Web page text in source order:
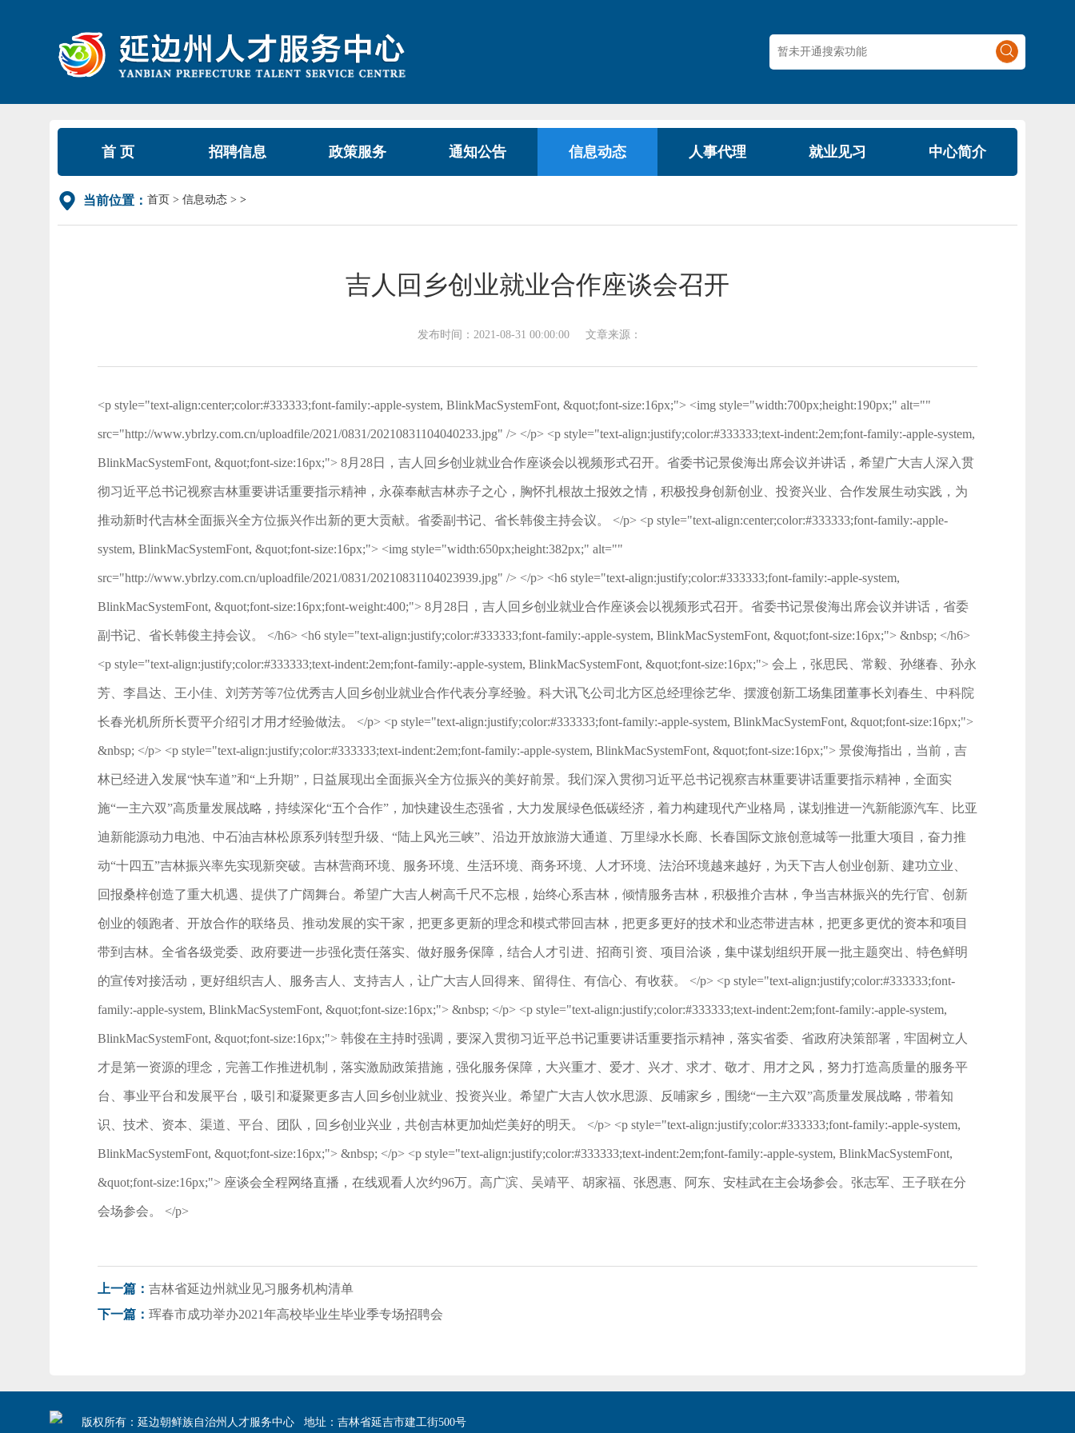
首 页 招聘信息 政策服务 通知公告 信息动态 人事代理 就业见习 中心简介
当前位置： 首页 信息动态 >
吉人回乡创业就业合作座谈会召开
发布时间：2021-08-31 00:00:00 文章来源：
<p style="text-align:center;color:#333333;font-family:-apple-system, BlinkMacSystemFont, &quot;font-size:16px;"> <img style="width:700px;height:190px;" alt=""
src="http://www.ybrlzy.com.cn/uploadfile/2021/0831/20210831104040233.jpg" /> </p> <p style="text-align:justify;color:#333333;text-indent:2em;font-family:-apple-system,
BlinkMacSystemFont, &quot;font-size:16px;"> 8月28日，吉人回乡创业就业合作座谈会以视频形式召开。省委书记景俊海出席会议并讲话，希望广大吉人深入贯
彻习近平总书记视察吉林重要讲话重要指示精神，永葆奉献吉林赤子之心，胸怀扎根故土报效之情，积极投身创新创业、投资兴业、合作发展生动实践，为
推动新时代吉林全面振兴全方位振兴作出新的更大贡献。省委副书记、省长韩俊主持会议。 </p> <p style="text-align:center;color:#333333;font-family:-apple-
system, BlinkMacSystemFont, &quot;font-size:16px;"> <img style="width:650px;height:382px;" alt=""
src="http://www.ybrlzy.com.cn/uploadfile/2021/0831/20210831104023939.jpg" /> </p> <h6 style="text-align:justify;color:#333333;font-family:-apple-system,
BlinkMacSystemFont, &quot;font-size:16px;font-weight:400;"> 8月28日，吉人回乡创业就业合作座谈会以视频形式召开。省委书记景俊海出席会议并讲话，省委
副书记、省长韩俊主持会议。 </h6> <h6 style="text-align:justify;color:#333333;font-family:-apple-system, BlinkMacSystemFont, &quot;font-size:16px;"> &nbsp; </h6>
<p style="text-align:justify;color:#333333;text-indent:2em;font-family:-apple-system, BlinkMacSystemFont, &quot;font-size:16px;"> 会上，张思民、常毅、孙继春、孙永
芳、李昌达、王小佳、刘芳芳等7位优秀吉人回乡创业就业合作代表分享经验。科大讯飞公司北方区总经理徐艺华、摆渡创新工场集团董事长刘春生、中科院
长春光机所所长贾平介绍引才用才经验做法。 </p> <p style="text-align:justify;color:#333333;font-family:-apple-system, BlinkMacSystemFont, &quot;font-size:16px;">
&nbsp; </p> <p style="text-align:justify;color:#333333;text-indent:2em;font-family:-apple-system, BlinkMacSystemFont, &quot;font-size:16px;"> 景俊海指出，当前，吉
林已经进入发展“快车道”和“上升期”，日益展现出全面振兴全方位振兴的美好前景。我们深入贯彻习近平总书记视察吉林重要讲话重要指示精神，全面实
施“一主六双”高质量发展战略，持续深化“五个合作”，加快建设生态强省，大力发展绿色低碳经济，着力构建现代产业格局，谋划推进一汽新能源汽车、比亚
迪新能源动力电池、中石油吉林松原系列转型升级、“陆上风光三峡”、沿边开放旅游大通道、万里绿水长廊、长春国际文旅创意城等一批重大项目，奋力推
动“十四五”吉林振兴率先实现新突破。吉林营商环境、服务环境、生活环境、商务环境、人才环境、法治环境越来越好，为天下吉人创业创新、建功立业、
回报桑梓创造了重大机遇、提供了广阔舞台。希望广大吉人树高千尺不忘根，始终心系吉林，倾情服务吉林，积极推介吉林，争当吉林振兴的先行官、创新
创业的领跑者、开放合作的联络员、推动发展的实干家，把更多更新的理念和模式带回吉林，把更多更好的技术和业态带进吉林，把更多更优的资本和项目
带到吉林。全省各级党委、政府要进一步强化责任落实、做好服务保障，结合人才引进、招商引资、项目洽谈，集中谋划组织开展一批主题突出、特色鲜明
的宣传对接活动，更好组织吉人、服务吉人、支持吉人，让广大吉人回得来、留得住、有信心、有收获。 </p> <p style="text-align:justify;color:#333333;font-
family:-apple-system, BlinkMacSystemFont, &quot;font-size:16px;"> &nbsp; </p> <p style="text-align:justify;color:#333333;text-indent:2em;font-family:-apple-system,
BlinkMacSystemFont, &quot;font-size:16px;"> 韩俊在主持时强调，要深入贯彻习近平总书记重要讲话重要指示精神，落实省委、省政府决策部署，牢固树立人
才是第一资源的理念，完善工作推进机制，落实激励政策措施，强化服务保障，大兴重才、爱才、兴才、求才、敬才、用才之风，努力打造高质量的服务平
台、事业平台和发展平台，吸引和凝聚更多吉人回乡创业就业、投资兴业。希望广大吉人饮水思源、反哺家乡，围绕“一主六双”高质量发展战略，带着知
识、技术、资本、渠道、平台、团队，回乡创业兴业，共创吉林更加灿烂美好的明天。 </p> <p style="text-align:justify;color:#333333;font-family:-apple-system,
BlinkMacSystemFont, &quot;font-size:16px;"> &nbsp; </p> <p style="text-align:justify;color:#333333;text-indent:2em;font-family:-apple-system, BlinkMacSystemFont,
&quot;font-size:16px;"> 座谈会全程网络直播，在线观看人次约96万。高广滨、吴靖平、胡家福、张恩惠、阿东、安桂武在主会场参会。张志军、王子联在分
会场参会。 </p>
上一篇： 吉林省延边州就业见习服务机构清单
下一篇： 珲春市成功举办2021年高校毕业生毕业季专场招聘会
版权所有：延边朝鲜族自治州人才服务中心 地址：吉林省延吉市建工街500号